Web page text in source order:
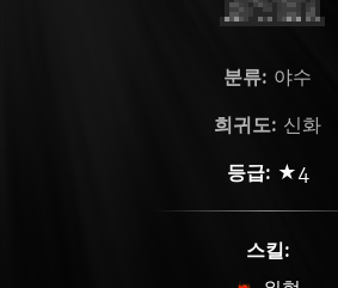
분류: 야수
희귀도: 신화
등급: ★4
스킬: